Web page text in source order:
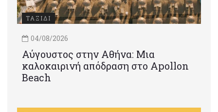
ΤΑΞΙΔΙ
04/08/2026
Αύγουστος στην Αθήνα: Μια
καλοκαιρινή απόδραση στο Apollon
Beach